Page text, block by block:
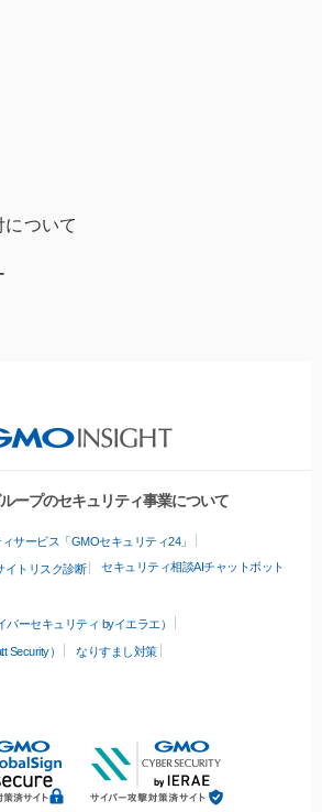
ついて
ープのセキュリティ事業について
サービス「GMOセキュリティ24」
イトリスク診断 セキュリティ相談AIチャットボット
ーセキュリティ byイエラエ）
Security）
なりすまし対策